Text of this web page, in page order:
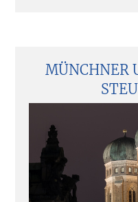
MÜNCHNER